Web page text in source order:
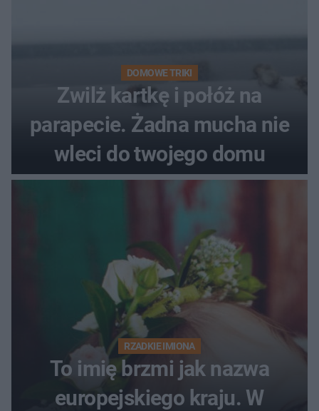
DOMOWE TRIKI
Zwilż kartkę i połóż na
parapecie. Żadna mucha nie
wleci do twojego domu
RZADKIE IMIONA
To imię brzmi jak nazwa
europejskiego kraju. W